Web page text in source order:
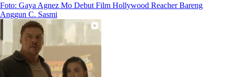
Foto: Gaya Agnez Mo Debut Film Hollywood Reacher Bareng
Anggun C. Sasmi